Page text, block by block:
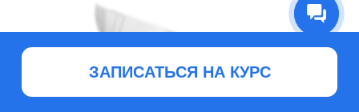
ЗАПИСАТЬСЯ НА КУРС